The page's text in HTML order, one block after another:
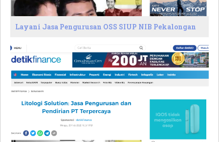
Layani Jasa Pengurusan OSS SIUP NIB Pekalongan